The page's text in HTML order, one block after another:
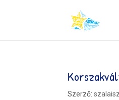
Szerző: